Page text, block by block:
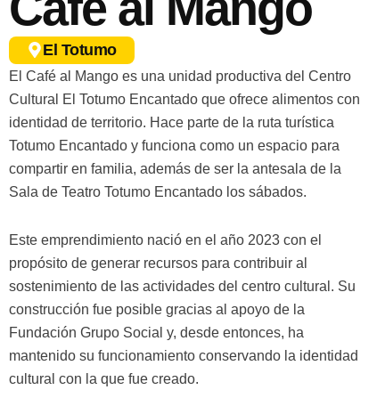
El Totumo
El Café al Mango es una unidad productiva del Centro
Cultural El Totumo Encantado que ofrece alimentos con
identidad de territorio. Hace parte de la ruta turística
Totumo Encantado y funciona como un espacio para
compartir en familia, además de ser la antesala de la
Sala de Teatro Totumo Encantado los sábados.
Este emprendimiento nació en el año 2023 con el
propósito de generar recursos para contribuir al
sostenimiento de las actividades del centro cultural. Su
construcción fue posible gracias al apoyo de la
Fundación Grupo Social y, desde entonces, ha
mantenido su funcionamiento conservando la identidad
cultural con la que fue creado.